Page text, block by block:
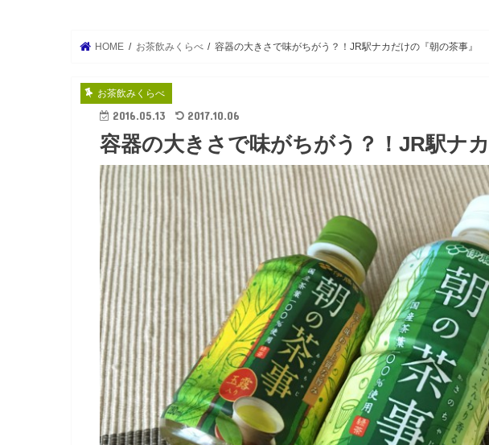
HOME お茶飲みくらべ 容器の大きさで味がちがう？！JR駅ナカだけの『朝の茶事』
お茶飲みくらべ
2016.05.13 2017.10.06
容器の大きさで味がちがう？！JR駅ナ